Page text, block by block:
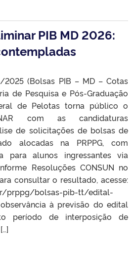
PIB MD 2026:
2025 (Bolsas PIB – MD – Cotas
de Pesquisa e Pós-Graduação
de Pelotas torna público o
com as candidaturas
de solicitações de bolsas de
alocadas na PRPPG, com
para alunos ingressantes via
Resoluções CONSUN no
consultar o resultado, acesse:
prppg/bolsas-pib-tt/edital-
à previsão do edital
período de interposição de